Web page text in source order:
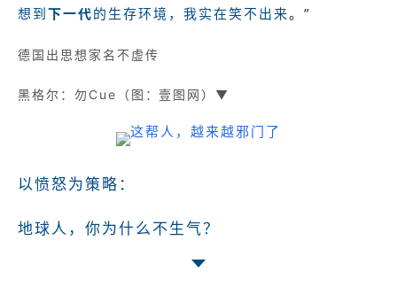
想到下一代的生存环境，我实在笑不出来。”
德国出思想家名不虚传
黑格尔：勿Cue （图：壹图网）▼
以愤怒为策略：
地球人，你为什么不生气？